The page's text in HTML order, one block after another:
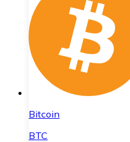
Bitcoin
BTC